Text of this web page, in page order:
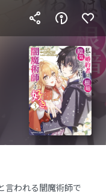
言われる闇魔術師で